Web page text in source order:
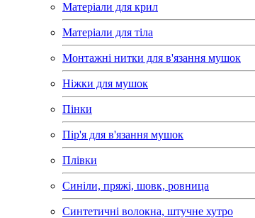
Матеріали для крил
Матеріали для тіла
Монтажні нитки для в'язання мушок
Ніжки для мушок
Пінки
Пір'я для в'язання мушок
Плівки
Синіли, пряжі, шовк, ровница
Синтетичні волокна, штучне хутро